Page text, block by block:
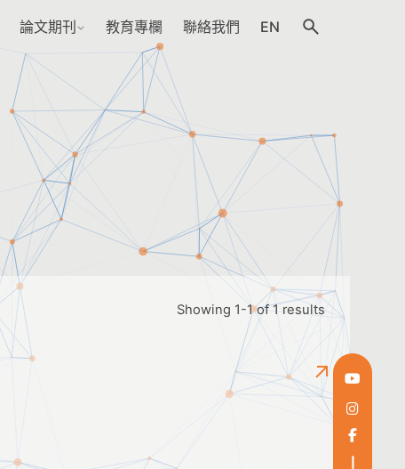
論文期刊 教育專欄 聯絡我們 EN
Showing 1-1 of 1 results